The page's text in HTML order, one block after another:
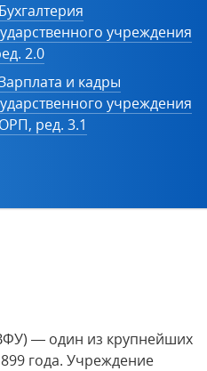
учреждения
2.0
и кадры
учреждения
ред. 3.1
— один из крупнейших
года. Учреждение